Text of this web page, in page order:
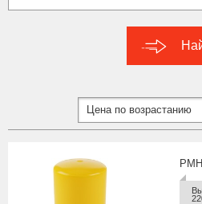
Цена по возрастанию